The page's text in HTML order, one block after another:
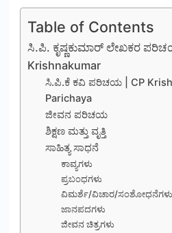
Table of Contents
ಸಿ.ಪಿ. ಕೃಷ್ಣಕುಮಾರ್ ಲೇಖಕರ
Krishnakumar
ಸಿ.ಪಿ.ಕೆ ಕವಿ ಪರಿಚಯ | CP
Parichaya
ಜೀವನ ಪರಿಚಯ
ಶಿಕ್ಷಣ ಮತ್ತು ವೃತ್ತಿ
ಸಾಹಿತ್ಯ ಸಾಧನೆ
ಕಾವ್ಯಗಳು
ಪ್ರಬಂಧಗಳು
ವಿಮರ್ಶೆ/ವಿಚಾರ/ಸಂಶೋಧನೆಗಳು
ಜಾನಪದಗಳು
ಜೀವನ ಚಿತ್ರಗಳು